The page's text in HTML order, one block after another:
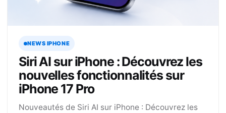
NEWS IPHONE
Siri AI sur iPhone : Découvrez les
nouvelles fonctionnalités sur
iPhone 17 Pro
Nouveautés de Siri AI sur iPhone : Découvrez les